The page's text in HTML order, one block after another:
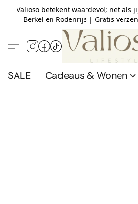
Valioso betekent waardevol; net als
Berkel en Rodenrijs | Gratis
SALE Cadeaus & Wonen